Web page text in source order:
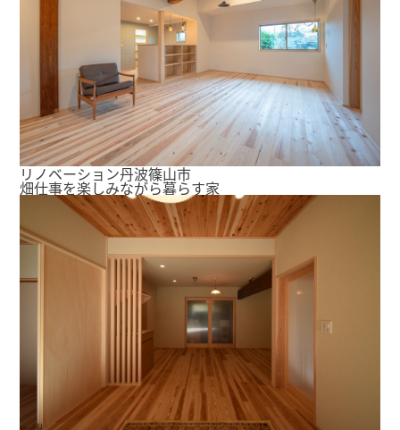
リノベーション丹波篠山市
畑仕事を楽しみながら暮らす家